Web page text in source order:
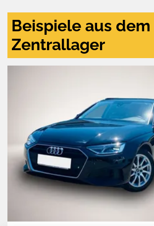
Beispiele aus dem
Zentrallager